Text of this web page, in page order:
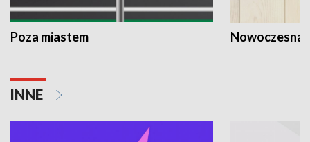
Poza miastem Nowoczesna
INNE